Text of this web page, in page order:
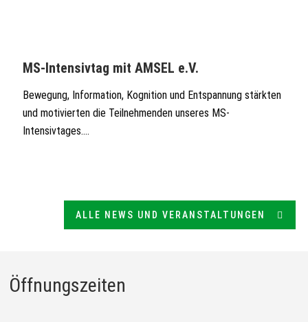
MS-Intensivtag mit AMSEL e.V.
Bewegung, Information, Kognition und Entspannung stärkten
und motivierten die Teilnehmenden unseres MS-
Intensivtages....
ALLE NEWS UND VERANSTALTUNGEN
Öffnungszeiten